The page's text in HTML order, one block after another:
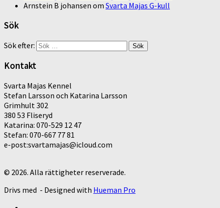
Arnstein B johansen om Svarta Majas G-kull
Sök
Sök efter:
Kontakt
Svarta Majas Kennel
Stefan Larsson och Katarina Larsson
Grimhult 302
380 53 Fliseryd
Katarina: 070-529 12 47
Stefan: 070-667 77 81
e-post:svartamajas@icloud.com
© 2026. Alla rättigheter reserverade.
Drivs med - Designed with Hueman Pro